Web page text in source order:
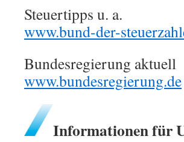
Steuertipps u. a.
www.bund-der-
Bundesregierung aktuell
www.bundesregierung.de
Informationen für